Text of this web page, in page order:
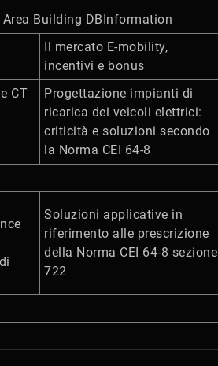
Building DBInformation
Il mercato E-mobility,
incentivi e bonus
CT
Progettazione impianti di
ricarica dei veicoli elettrici:
criticità e soluzioni secondo
la Norma CEI 64-8
Soluzioni applicative in
riferimento alle prescrizione
della Norma CEI 64-8 sezione
722